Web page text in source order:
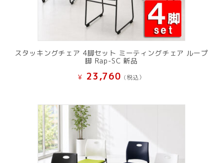
スタッキングチェア 4脚セット ミーティングチェア ループ
脚 Rap-SC 新品
¥ 23,760 (税込）